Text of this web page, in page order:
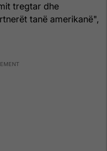
tregtar dhe
tanë amerikanë",